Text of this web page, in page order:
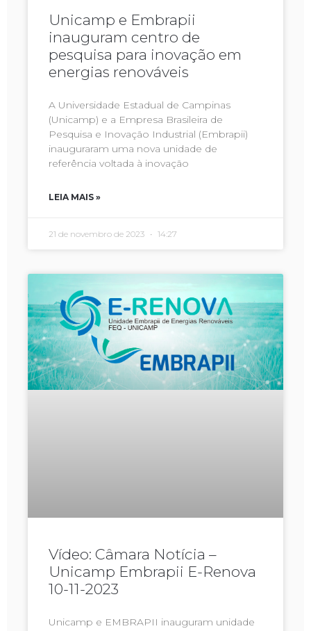
Unicamp e Embrapii
inauguram centro de
pesquisa para inovação em
energias renováveis
A Universidade Estadual de Campinas
(Unicamp) e a Empresa Brasileira de
Pesquisa e Inovação Industrial (Embrapii)
inauguraram uma nova unidade de
referência voltada à inovação
LEIA MAIS »
21 de novembro de 2023 14:27
Vídeo: Câmara Notícia –
Unicamp Embrapii E-Renova
10-11-2023
Unicamp e EMBRAPII inauguram unidade